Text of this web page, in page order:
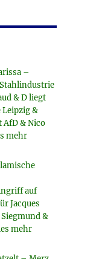
–
& D liegt
&
AfD & Nico
mehr
auf
Jacques
&
mehr